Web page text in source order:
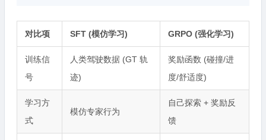
对比项 SFT (模仿学习) GRPO (强化学习)
训练信
号
人类驾驶数据 (GT 轨
迹)
奖励函数 (碰撞/进
度/舒适度)
学习方
式
模仿专家行为
自己探索 + 奖励反
馈